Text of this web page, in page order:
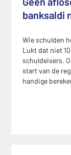
banksaldi
Wie schulden
Lukt dat niet
schuldeisers.
start van de
handige